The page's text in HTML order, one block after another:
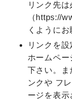
リンク先
（https://
くようにお
リンクを
ホームペー
下さい。ま
ンクや フ
ージを表